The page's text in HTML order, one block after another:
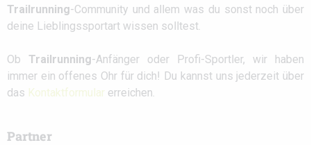
Trailrunning-Community und allem was du sonst noch über
deine Lieblingssportart wissen solltest.
Ob Trailrunning-Anfänger oder Profi-Sportler, wir haben
immer ein offenes Ohr für dich! Du kannst uns jederzeit über
das Kontaktformular erreichen.
Partner